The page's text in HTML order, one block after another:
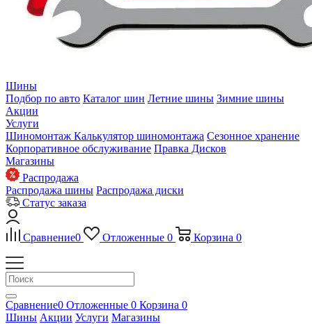
Шины
Подбор по авто Каталог шин Летние шины Зимние шины
Акции
Услуги
Шиномонтаж Калькулятор шиномонтажа Сезонное хранение
Корпоративное обслуживание Правка Дисков
Магазины
Распродажа
Распродажа шины Распродажа диски
Статус заказа
Сравнение0 Отложенные 0 Корзина 0
Сравнение0 Отложенные 0 Корзина 0
Шины Акции Услуги Магазины